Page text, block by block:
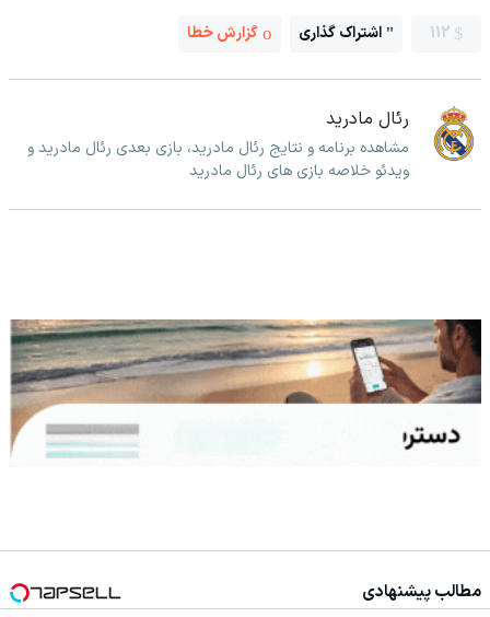
112 اشتراک گذاری گزارش خطا
رئال مادرید
مشاهده برنامه و نتایج رئال مادرید، بازی بعدی رئال مادرید و
ویدئو خلاصه بازی های رئال مادرید
مطالب پیشنهادی